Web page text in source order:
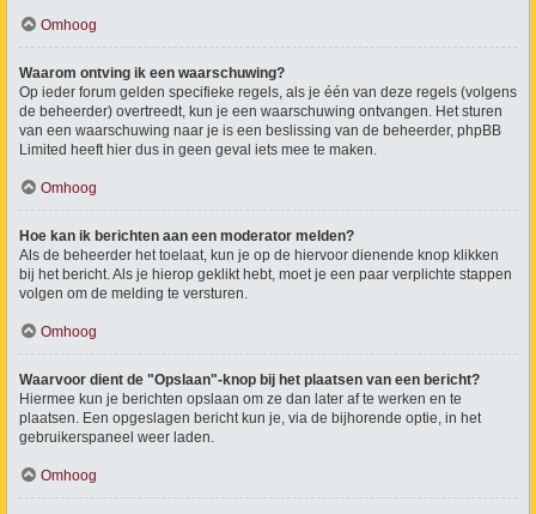
Omhoog
Waarom ontving ik een waarschuwing?
Op ieder forum gelden specifieke regels, als je één van deze regels (volgens
de beheerder) overtreedt, kun je een waarschuwing ontvangen. Het sturen
van een waarschuwing naar je is een beslissing van de beheerder, phpBB
Limited heeft hier dus in geen geval iets mee te maken.
Omhoog
Hoe kan ik berichten aan een moderator melden?
Als de beheerder het toelaat, kun je op de hiervoor dienende knop klikken
bij het bericht. Als je hierop geklikt hebt, moet je een paar verplichte stappen
volgen om de melding te versturen.
Omhoog
Waarvoor dient de "Opslaan"-knop bij het plaatsen van een bericht?
Hiermee kun je berichten opslaan om ze dan later af te werken en te
plaatsen. Een opgeslagen bericht kun je, via de bijhorende optie, in het
gebruikerspaneel weer laden.
Omhoog